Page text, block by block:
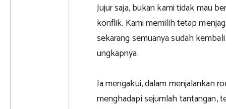
Jujur saja, bukan kami tidak mau
konflik. Kami memilih tetap
sekarang semuanya sudah
ungkapnya.
Ia mengakui, dalam menjalankan
menghadapi sejumlah tantangan,